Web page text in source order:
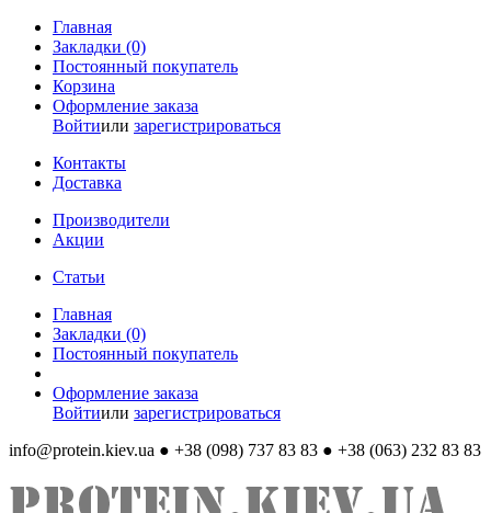
Главная
Закладки (0)
Постоянный покупатель
Корзина
Оформление заказа
Войтиили зарегистрироваться
Контакты
Доставка
Производители
Акции
Статьи
Главная
Закладки (0)
Постоянный покупатель
Оформление заказа
Войтиили зарегистрироваться
info@protein.kiev.ua ● +38 (098) 737 83 83 ● +38 (063) 232 83 83